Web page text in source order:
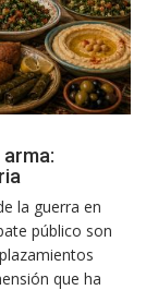
la guerra en
público son
que ha